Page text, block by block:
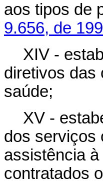
aos tipos de
9.656, de
XIV -
diretivos das
saúde;
XV -
dos serviços
assistência
contratados